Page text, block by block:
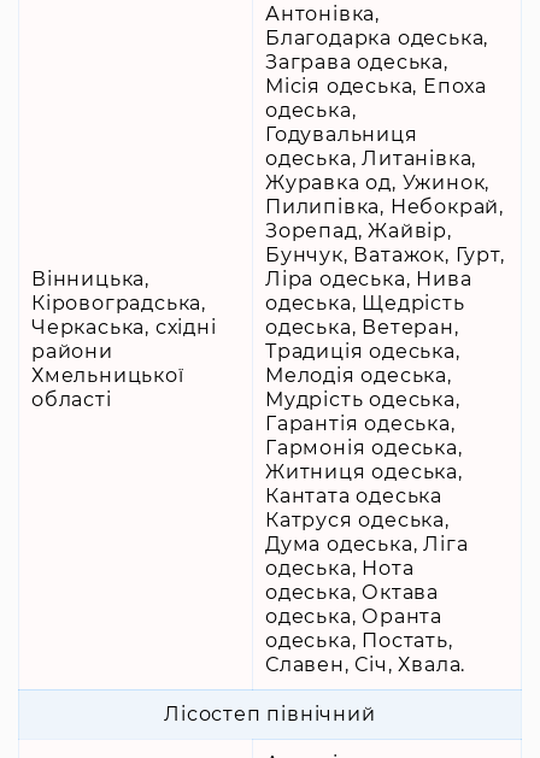
Вінницька,
Кіровоградська,
Черкаська, східні
райони
Хмельницької
області
Антонівка,
Благодарка одеська,
Заграва одеська,
Місія одеська, Епоха
одеська,
Годувальниця
одеська, Литанівка,
Журавка од, Ужинок,
Пилипівка, Небокрай,
Зорепад, Жайвір,
Бунчук, Ватажок, Гурт,
Ліра одеська, Нива
одеська, Щедрість
одеська, Ветеран,
Традиція одеська,
Мелодія одеська,
Мудрість одеська,
Гарантія одеська,
Гармонія одеська,
Житниця одеська,
Кантата одеська
Катруся одеська,
Дума одеська, Ліга
одеська, Нота
одеська, Октава
одеська, Оранта
одеська, Постать,
Славен, Січ, Хвала.
Лісостеп північний